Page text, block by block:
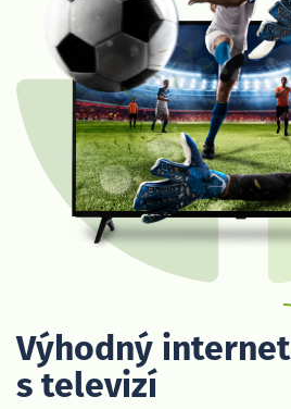
Výhodný internet
s televizí